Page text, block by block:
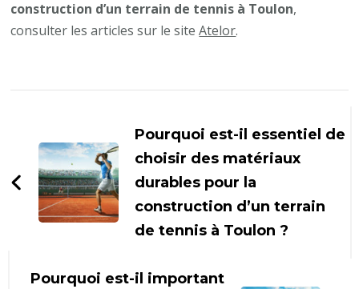
construction d’un terrain de tennis à Toulon,
consulter les articles sur le siteAtelor.
d'article
Pourquoi est-il essentiel de
choisir des matériaux
durables pour la
construction d’un terrain
de tennis à Toulon ?
Pourquoi est-il important